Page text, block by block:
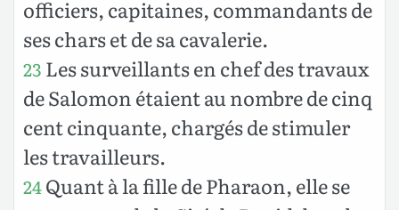
officiers, capitaines, commandants de
ses chars et de sa cavalerie.
23 Les surveillants en chef des travaux
de Salomon étaient au nombre de cinq
cent cinquante, chargés de stimuler
les travailleurs.
24Quant à la fille de Pharaon, elle se